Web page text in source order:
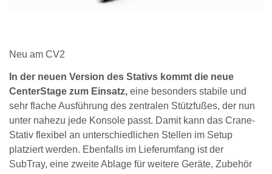
Neu am CV2
In der neuen Version des Stativs kommt die neue
CenterStage zum Einsatz, eine besonders stabile und
sehr flache Ausführung des zentralen Stützfußes, der nun
unter nahezu jede Konsole passt. Damit kann das Crane-
Stativ flexibel an unterschiedlichen Stellen im Setup
platziert werden. Ebenfalls im Lieferumfang ist der
SubTray, eine zweite Ablage für weitere Geräte, Zubehör